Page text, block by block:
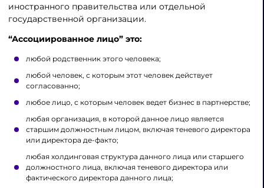
иностранного правительства или отдельной
государственной организации.
“Ассоциированное лицо” это:
любой родственник этого человека;
любой человек, с которым этот человек действует
согласованно;
любое лицо, с которым человек ведет бизнес в партнерстве;
любая организация, в которой данное лицо является
старшим должностным лицом, включая теневого директора
или директора де-факто;
любая холдинговая структура данного лица или старшего
должностного лица, включая теневого директора или
фактического директора данного лица;